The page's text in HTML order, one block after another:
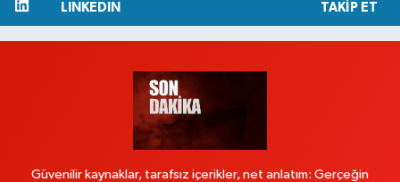
LINKEDIN TAKIP ET
Güvenilir kaynaklar, tarafsız içerikler, net anlatım: Gerçeğin